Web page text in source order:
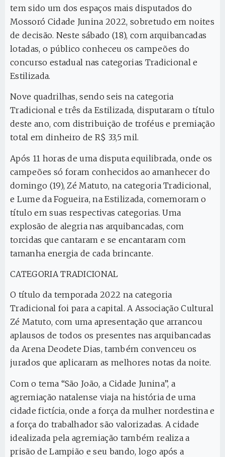
tem sido um dos espaços mais disputados do
Mossoró Cidade Junina 2022, sobretudo em noites
de decisão. Neste sábado (18), com arquibancadas
lotadas, o público conheceu os campeões do
concurso estadual nas categorias Tradicional e
Estilizada.
Nove quadrilhas, sendo seis na categoria
Tradicional e três da Estilizada, disputaram o título
deste ano, com distribuição de troféus e premiação
total em dinheiro de R$ 33,5 mil.
Após 11 horas de uma disputa equilibrada, onde os
campeões só foram conhecidos ao amanhecer do
domingo (19), Zé Matuto, na categoria Tradicional,
e Lume da Fogueira, na Estilizada, comemoram o
título em suas respectivas categorias. Uma
explosão de alegria nas arquibancadas, com
torcidas que cantaram e se encantaram com
tamanha energia de cada brincante.
CATEGORIA TRADICIONAL
O título da temporada 2022 na categoria
Tradicional foi para a capital. A Associação Cultural
Zé Matuto, com uma apresentação que arrancou
aplausos de todos os presentes nas arquibancadas
da Arena Deodete Dias, também convenceu os
jurados que aplicaram as melhores notas da noite.
Com o tema “São João, a Cidade Junina”, a
agremiação natalense viaja na história de uma
cidade fictícia, onde a força da mulher nordestina e
a força do trabalhador são valorizadas. A cidade
idealizada pela agremiação também realiza a
prisão de Lampião e seu bando, logo após a